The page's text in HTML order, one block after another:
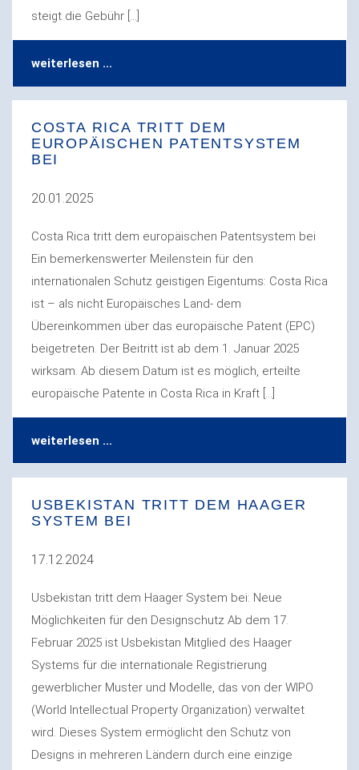
steigt die Gebühr […]
weiterlesen ...
COSTA RICA TRITT DEM
EUROPÄISCHEN PATENTSYSTEM
BEI
20.01.2025
Costa Rica tritt dem europäischen Patentsystem bei
Ein bemerkenswerter Meilenstein für den
internationalen Schutz geistigen Eigentums: Costa Rica
ist – als nicht Europäisches Land- dem
Übereinkommen über das europäische Patent (EPC)
beigetreten. Der Beitritt ist ab dem 1. Januar 2025
wirksam. Ab diesem Datum ist es möglich, erteilte
europäische Patente in Costa Rica in Kraft […]
weiterlesen ...
USBEKISTAN TRITT DEM HAAGER
SYSTEM BEI
17.12.2024
Usbekistan tritt dem Haager System bei: Neue
Möglichkeiten für den Designschutz Ab dem 17.
Februar 2025 ist Usbekistan Mitglied des Haager
Systems für die internationale Registrierung
gewerblicher Muster und Modelle, das von der WIPO
(World Intellectual Property Organization) verwaltet
wird. Dieses System ermöglicht den Schutz von
Designs in mehreren Ländern durch eine einzige